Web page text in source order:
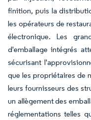
finition, puis la
les opérateurs de
électronique. Les
d'emballage intégrés
sécurisant
que les propriétaires de
leurs fournisseurs des
un allègement des
réglementations telles